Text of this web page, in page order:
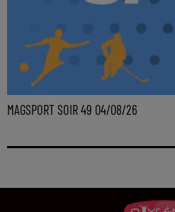
MAGSPORT SOIR 49 04/08/26